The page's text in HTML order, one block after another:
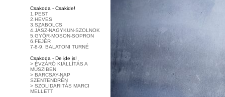
Csakoda - Csakide!
1.PEST
2.HEVES
3.SZABOLCS
4.JÁSZ-NAGYKUN-SZOLNOK
5.GYÖR-MOSON-SOPRON
6.FEJÉR
7-8-9. BALATONI TURNÉ
Csakoda - De ide is!
> ÉVZÁRÓ KIÁLLÍTÁS A
MÜSZIBEN
> BARCSAY-NAP
SZENTENDRÉN
> SZOLIDARITÁS MARCI
MELLETT